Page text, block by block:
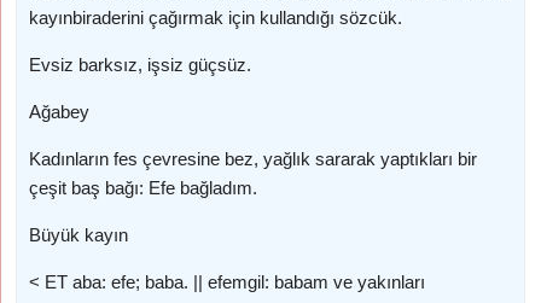
kayınbiraderini çağırmak için kullandığı sözcük.
Evsiz barksız, işsiz güçsüz.
Ağabey
Kadınların fes çevresine bez, yağlık sararak yaptıkları bir
çeşit baş bağı: Efe bağladım.
Büyük kayın
< ET aba: efe; baba. || efemgil: babam ve yakınları